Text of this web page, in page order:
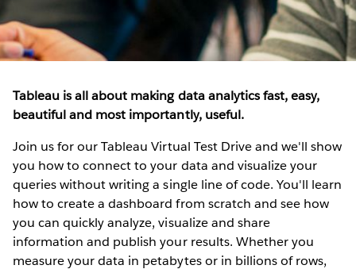
Tableau is all about making data analytics fast, easy,
beautiful and most importantly, useful.
Join us for our Tableau Virtual Test Drive and we'll show
you how to connect to your data and visualize your
queries without writing a single line of code. You'll learn
how to create a dashboard from scratch and see how
you can quickly analyze, visualize and share
information and publish your results. Whether you
measure your data in petabytes or in billions of rows,